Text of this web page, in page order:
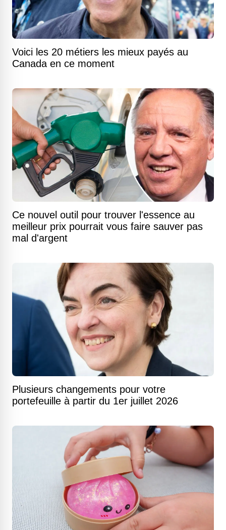
Voici les 20 métiers les mieux payés au
Canada en ce moment
Ce nouvel outil pour trouver l'essence au
meilleur prix pourrait vous faire sauver pas
mal d'argent
Plusieurs changements pour votre
portefeuille à partir du 1er juillet 2026